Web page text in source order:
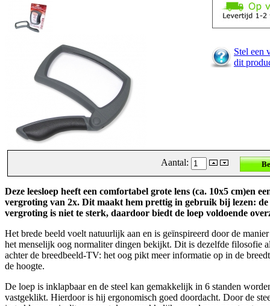
Stel een
dit
Aantal:
Deze leesloep heeft een comfortabel grote lens (ca. 10x5 cm)en
vergroting van 2x. Dit maakt hem prettig in gebruik bij lezen: de
vergroting is niet te sterk, daardoor biedt de loep voldoende
Het brede beeld voelt natuurlijk aan en is geïnspireerd door de
het menselijk oog normaliter dingen bekijkt. Dit is dezelfde filosofie
achter de breedbeeld-TV: het oog pikt meer informatie op in de
de hoogte.
De loep is inklapbaar en de steel kan gemakkelijk in 6 standen
vastgeklikt. Hierdoor is hij ergonomisch goed doordacht. Door de